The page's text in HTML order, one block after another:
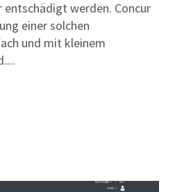
werden. Concur
einer solchen
und mit kleinem